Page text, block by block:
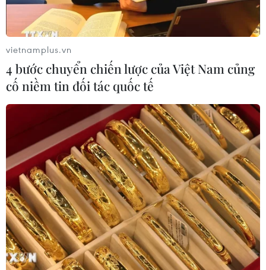
TIN CÙNG CHUYÊN MỤC
Chiến dịch siết nhập cư của Mỹ tăng
tốc, ICE bắt giữ 51.000 người
09/08/2026 06:56
Bạn bè Canada chia sẻ về giá trị độc
lập, tự chủ của Việt Nam
09/08/2026 05:13
Người từng là luật sư riêng của Tổng
vietnamplus.vn
4 bước chuyển chiến lược của Việt Nam củng
cố niềm tin đối tác quốc tế